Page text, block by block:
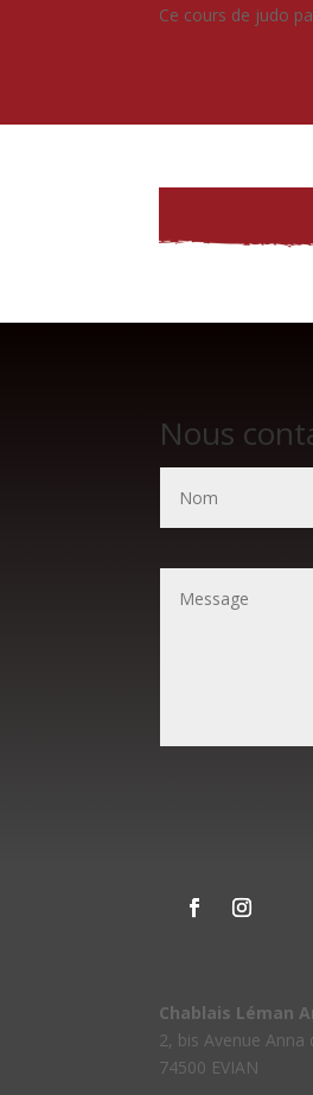
Ce cours de judo
Nous
Chablais Léman
2, bis Avenue Anna
74500 EVIAN